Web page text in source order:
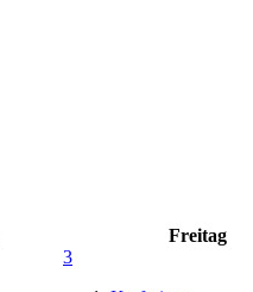
Freitag
3